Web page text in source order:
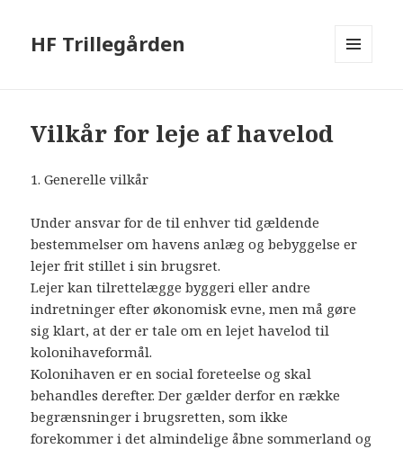
HF Trillegården
Vilkår for leje af havelod
1. Generelle vilkår
Under ansvar for de til enhver tid gældende
bestemmelser om havens anlæg og bebyggelse er
lejer frit stillet i sin brugsret.
Lejer kan tilrettelægge byggeri eller andre
indretninger efter økonomisk evne, men må gøre
sig klart, at der er tale om en lejet havelod til
kolonihaveformål.
Kolonihaven er en social foreteelse og skal
behandles derefter. Der gælder derfor en række
begrænsninger i brugsretten, som ikke
forekommer i det almindelige åbne sommerland og